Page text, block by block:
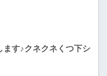
す♪クネクネくつ下シ